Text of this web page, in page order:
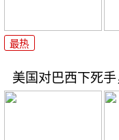
最热
美国对巴西下死